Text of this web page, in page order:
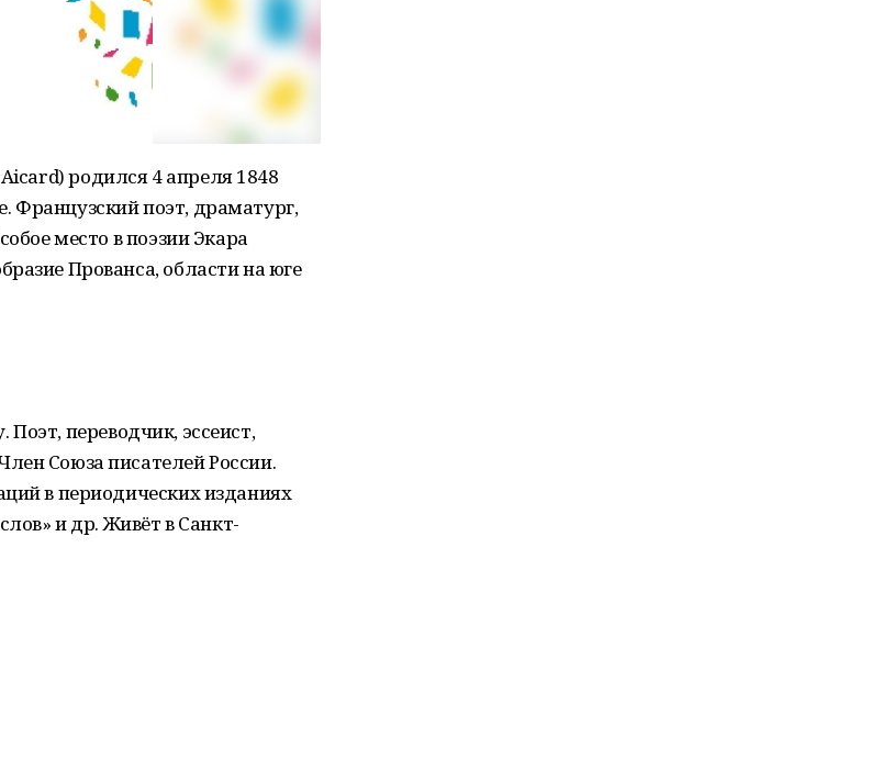
родился 4 апреля 1848
Французский поэт, драматург,
место в поэзии Экара
Прованса, области на юге
Поэт, переводчик, эссеист,
Союза писателей России.
в периодических изданиях
и др. Живёт в Санкт-